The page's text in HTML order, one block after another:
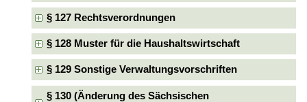
§ 127 Rechtsverordnungen
§ 128 Muster für die Haushaltswirtschaft
§ 129 Sonstige Verwaltungsvorschriften
§ 130 (Änderung des Sächsischen